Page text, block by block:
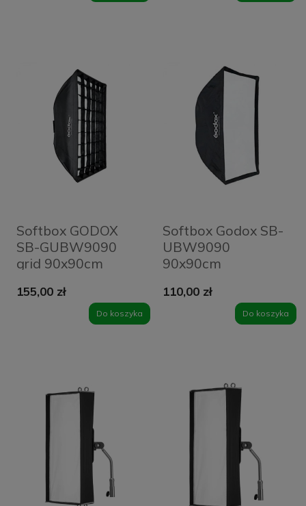
Softbox GODOX
SB-GUBW9090
grid 90x90cm
155,00 zł
Do koszyka
Softbox Godox SB-
UBW9090
90x90cm
110,00 zł
Do koszyka